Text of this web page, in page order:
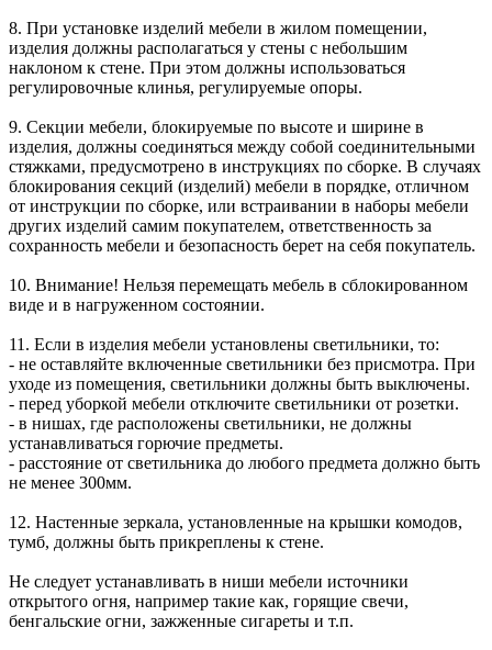
8. При установке изделий мебели в жилом помещении,
изделия должны располагаться у стены с небольшим
наклоном к стене. При этом должны использоваться
регулировочные клинья, регулируемые опоры.
9. Секции мебели, блокируемые по высоте и ширине в
изделия, должны соединяться между собой соединительными
стяжками, предусмотрено в инструкциях по сборке. В случаях
блокирования секций (изделий) мебели в порядке, отличном
от инструкции по сборке, или встраивании в наборы мебели
других изделий самим покупателем, ответственность за
сохранность мебели и безопасность берет на себя покупатель.
10. Внимание! Нельзя перемещать мебель в сблокированном
виде и в нагруженном состоянии.
11. Если в изделия мебели установлены светильники, то:
- не оставляйте включенные светильники без присмотра. При
уходе из помещения, светильники должны быть выключены.
- перед уборкой мебели отключите светильники от розетки.
- в нишах, где расположены светильники, не должны
устанавливаться горючие предметы.
- расстояние от светильника до любого предмета должно быть
не менее 300мм.
12. Настенные зеркала, установленные на крышки комодов,
тумб, должны быть прикреплены к стене.
Не следует устанавливать в ниши мебели источники
открытого огня, например такие как, горящие свечи,
бенгальские огни, зажженные сигареты и т.п.